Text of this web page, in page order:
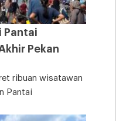
Pantai
Pekan
ribuan wisatawan
Pantai